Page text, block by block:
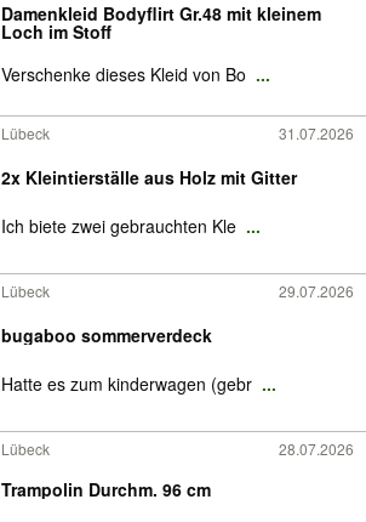
Damenkleid Bodyflirt Gr.48 mit kleinem
Loch im Stoff
Verschenke dieses Kleid von Bo ...
Lübeck 31.07.2026
2x Kleintierställe aus Holz mit Gitter
Ich biete zwei gebrauchten Kle ...
Lübeck 29.07.2026
bugaboo sommerverdeck
Hatte es zum kinderwagen (gebr ...
Lübeck 28.07.2026
Trampolin Durchm. 96 cm